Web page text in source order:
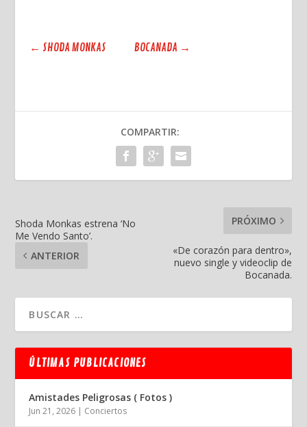
← SHODA MONKAS BOCANADA →
COMPARTIR:
Shoda Monkas estrena ‘No
Me Vendo Santo’.
ANTERIOR
PRÓXIMO
«De corazón para dentro»,
nuevo single y videoclip de
Bocanada.
ÚLTIMAS PUBLICACIONES
Amistades Peligrosas ( Fotos )
Jun 21, 2026 | Conciertos